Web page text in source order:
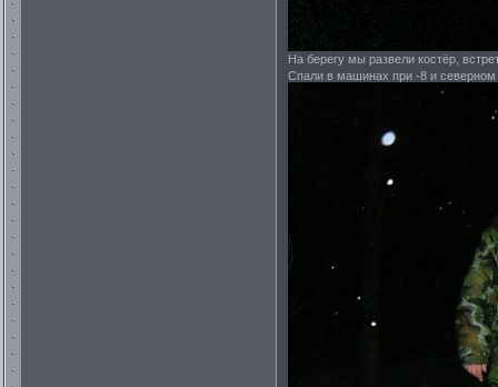
На берегу мы развели костёр,
Спали в машинах при -8 и